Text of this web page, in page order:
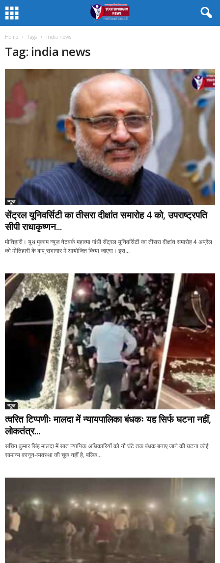
Home Tags India news
Tag: india news
न्यूज
सेंट्रल यूनिवर्सिटी का तीसरा दीक्षांत समारोह 4 को, उपराष्ट्रपति
सीपी राधाकृष्णन...
मोतिहारी। यूथ मुकाम न्यूज नेटवर्क महात्मा गांधी सेंट्रल यूनिवर्सिटी का तीसरा दीक्षांत समारोह 4 अप्रैल
को मोतिहारी के बापू सभागार में आयोजित किया जाएगा। इस...
न्यूज
त्वरित टिप्पणीः मालदा में न्यायपालिका बंधकः यह सिर्फ घटना नहीं,
लोकतंत्र...
सचिन कुमार सिंह मालदा में सात न्यायिक अधिकारियों को नौ घंटे तक बंधक बनाए जाने की घटना कोई
सामान्य कानून-व्यवस्था की चूक नहीं है, बल्कि...